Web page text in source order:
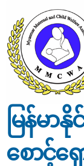
မြန်မာ
စောင့်ရှ